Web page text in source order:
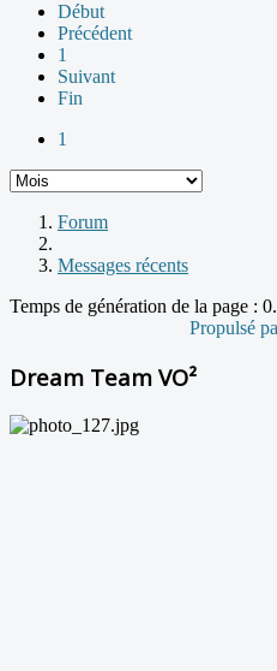
Début
Précédent
1
Suivant
Fin
1
Forum
Messages récents
Temps de génération de la page :
Propulsé
Dream Team VO²